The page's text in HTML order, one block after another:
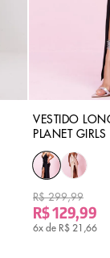
VESTIDO
PLANET GIRLS
R$ 299,99
R$ 129,99
6x de R$ 21,66